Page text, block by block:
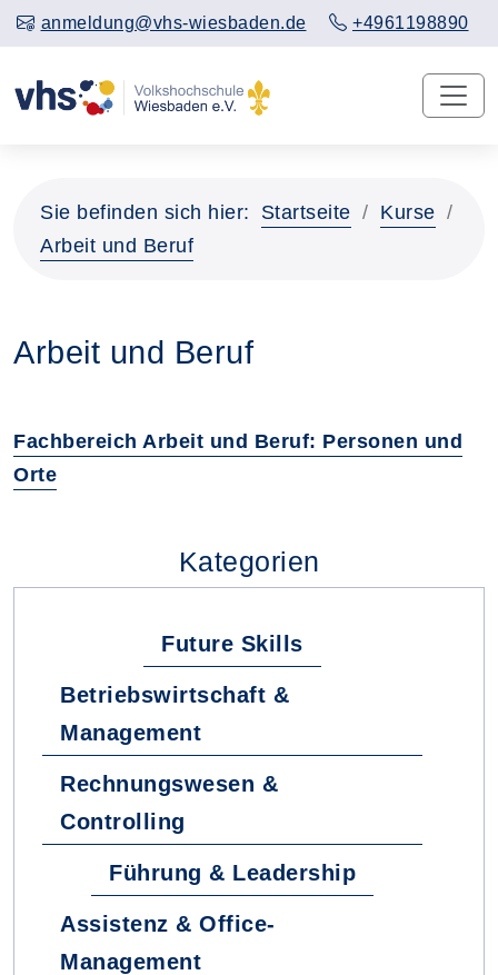
anmeldung@vhs-wiesbaden.de +4961198890
Sie befinden sich hier: Startseite
Kurse
Arbeit und Beruf
Arbeit und Beruf
Fachbereich Arbeit und Beruf: Personen und
Orte
Kategorien
Future Skills
Betriebswirtschaft &
Management
Rechnungswesen &
Controlling
Führung & Leadership
Assistenz & Office-
Management